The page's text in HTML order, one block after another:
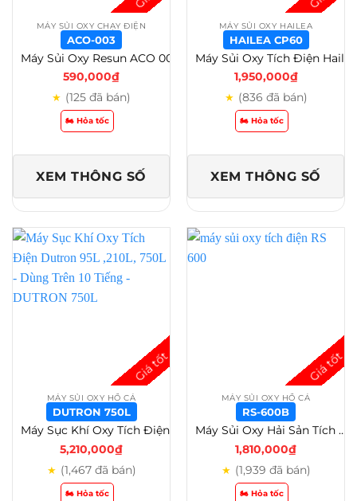
MÁY SỦI OXY CHẠY ĐIỆN
ACO-003
590,000₫
★ (125 đã bán)
🏍️ Hỏa tốc
XEM THÔNG SỐ
MÁY SỦI OXY HAILEA
HAILEA CP60
1,950,000₫
★ (836 đã bán)
🏍️ Hỏa tốc
XEM THÔNG SỐ
MÁY SỦI OXY HỒ CÁ
DUTRON 750L
5,210,000₫
★ (1,467 đã bán)
🏍️ Hỏa tốc
MÁY SỦI OXY HỒ CÁ
RS-600B
Máy Sủi Oxy Hải Sản Tích Điện RS 500/600/700/800/900/1000/2000/5000 Giải Pháp Sục Khí Di Động – RS-600B
1,810,000₫
★ (1,939 đã bán)
🏍️ Hỏa tốc